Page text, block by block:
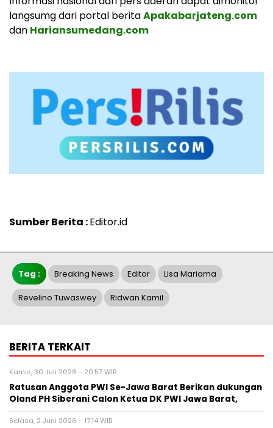
langsumg dari portal beritaApakabarjateng.com
dan Hariansumedang.com
Sumber Berita :Editor.id
Tag : Breaking News Editor Lisa Mariama
Revelino Tuwaswey Ridwan Kamil
BERITA TERKAIT
Kamis, 30 Juli 2026 - 20:57 WIB
Ratusan Anggota PWI Se-Jawa Barat Berikan dukungan
Oland PH Siberani Calon Ketua DK PWI Jawa Barat,
Selasa, 2 Juni 2026 - 17:14 WIB